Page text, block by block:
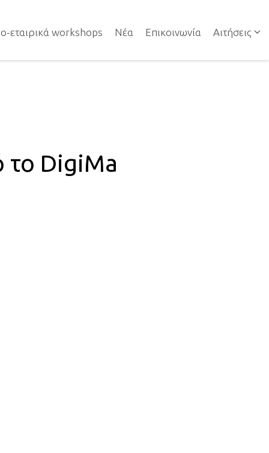
εταιρικά workshops Νέα Επικοινωνία Αιτήσεις
το DigiMa